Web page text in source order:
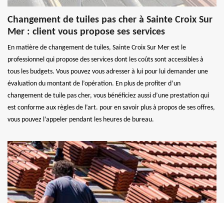
Changement de tuiles pas cher à Sainte Croix Sur
Mer : client vous propose ses services
En matière de changement de tuiles, Sainte Croix Sur Mer est le
professionnel qui propose des services dont les coûts sont accessibles à
tous les budgets. Vous pouvez vous adresser à lui pour lui demander une
évaluation du montant de l’opération. En plus de profiter d’un
changement de tuile pas cher, vous bénéficiez aussi d’une prestation qui
est conforme aux règles de l’art. pour en savoir plus à propos de ses offres,
vous pouvez l’appeler pendant les heures de bureau.